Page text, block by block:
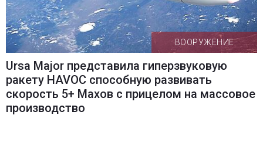
ВООРУЖЕНИЕ
Ursa Major представила гиперзвуковую
ракету HAVOC способную развивать
скорость 5+ Махов с прицелом на массовое
производство